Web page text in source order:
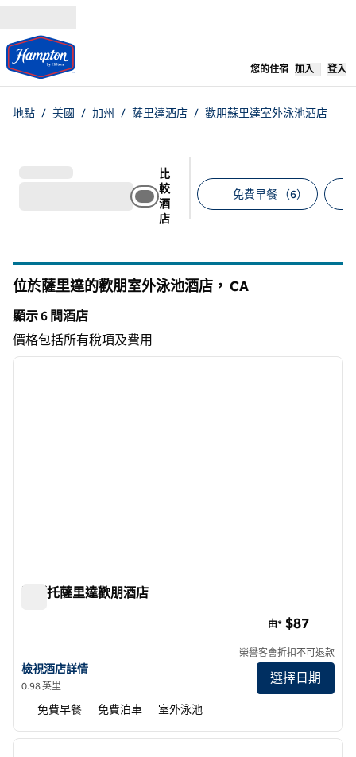
您的住宿，開啟新分
加入 登入
地點 / 美國 / 加州 / 薩里達酒店 / 歡朋蘇里達室外泳池酒店
比
較
酒
店
免費早餐 （6）
位於薩里達的歡朋室外泳池酒店， CA
顯示 6 間酒店
顯示 6 間酒店
價格包括所有稅項及費用
第 1 頁，共 11 頁
下一
莫斯托薩里達歡朋酒店
查看莫德斯托薩里達希爾頓歡朋酒店詳情
檢視酒店詳情
0.98 英里
由* $87
榮譽客會折扣不可退款
選擇日期
免費早餐 免費泊車 室外泳池
第 1 頁，共 12 頁
下一